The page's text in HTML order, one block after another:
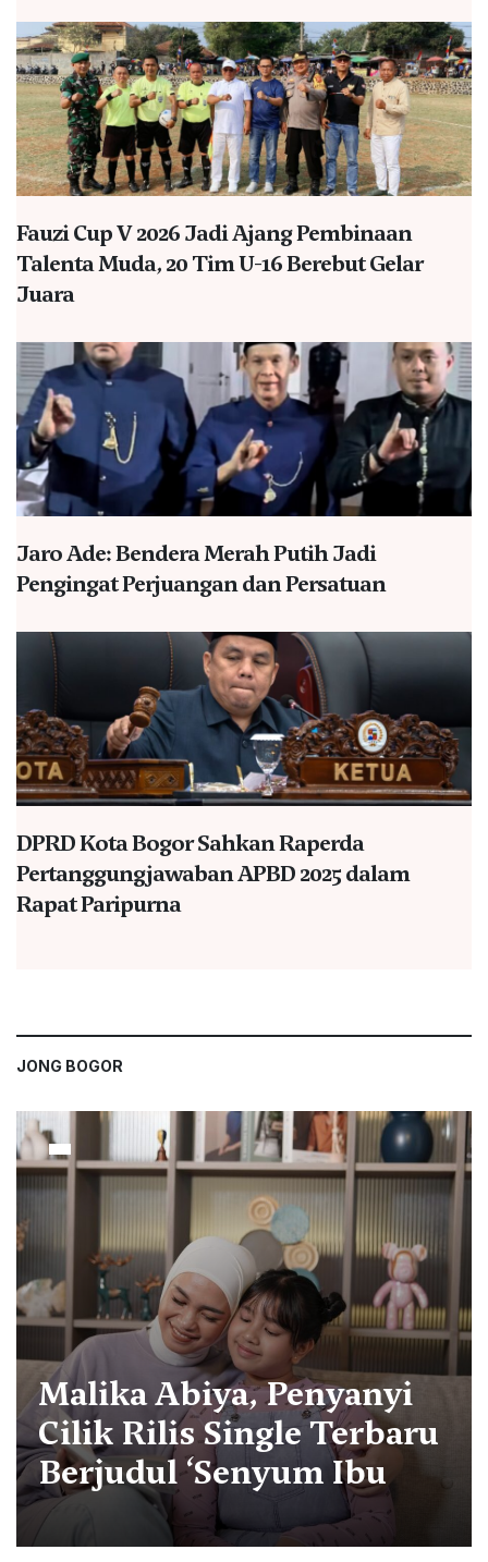
Fauzi Cup V 2026 Jadi Ajang Pembinaan
Talenta Muda, 20 Tim U-16 Berebut Gelar
Juara
Jaro Ade: Bendera Merah Putih Jadi
Pengingat Perjuangan dan Persatuan
DPRD Kota Bogor Sahkan Raperda
Pertanggungjawaban APBD 2025 dalam
Rapat Paripurna
JONG BOGOR
Malika Abiya, Penyanyi
Cilik Rilis Single Terbaru
Berjudul ‘Senyum Ibu